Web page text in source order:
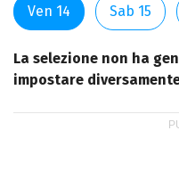
Ven 14 Sab 15
La selezione non ha
impostare